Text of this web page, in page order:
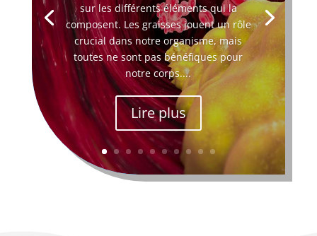
sur les différents éléments qui la
composent. Les graisses jouent un rôle
crucial dans notre organisme, mais
toutes ne sont pas bénéfiques pour
notre corps....
Lire plus